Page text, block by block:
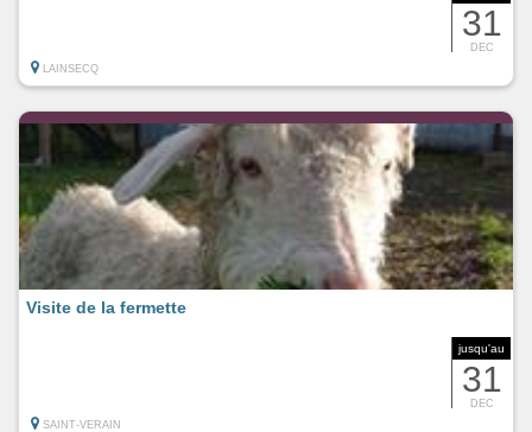
31
DEC
LAINSECQ
jusqu'au
31
DEC
Visite de la fermette
SAINT-VERAIN